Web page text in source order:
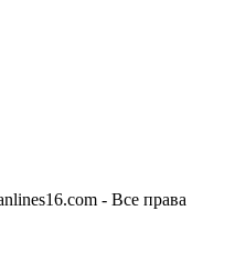
- Все права